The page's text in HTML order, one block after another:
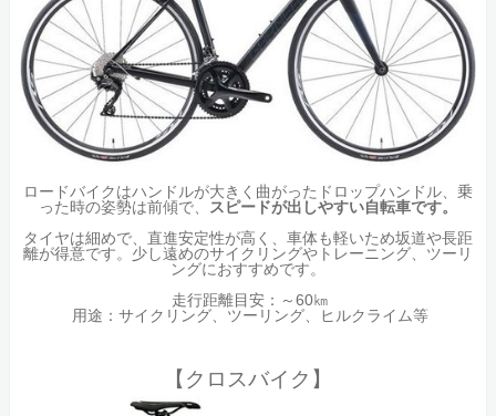
ロードバイクはハンドルが大きく曲がったドロップハンドル、乗
った時の姿勢は前傾で、
スピードが出しやすい自転車です。
タイヤは細めで、直進安定性が高く、車体も軽いため坂道や長距
離が得意です。少し遠めのサイクリングやトレーニング、ツーリ
ングにおすすめです。
走行距離目安：～60㎞
用途：サイクリング、ツーリング、ヒルクライム等
【クロスバイク】